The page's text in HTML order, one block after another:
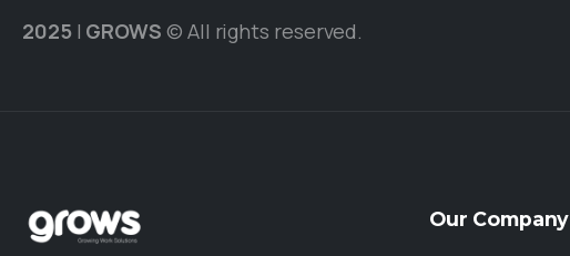
2025| GROWS © All rights reserved.
Our Company